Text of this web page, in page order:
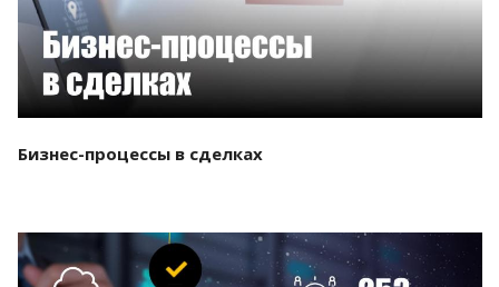
Бизнес-процессы в сделках